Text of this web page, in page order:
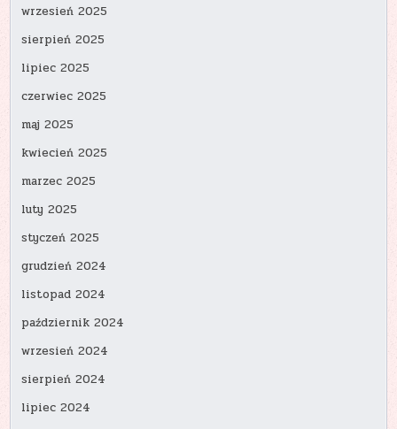
wrzesień 2025
sierpień 2025
lipiec 2025
czerwiec 2025
maj 2025
kwiecień 2025
marzec 2025
luty 2025
styczeń 2025
grudzień 2024
listopad 2024
październik 2024
wrzesień 2024
sierpień 2024
lipiec 2024